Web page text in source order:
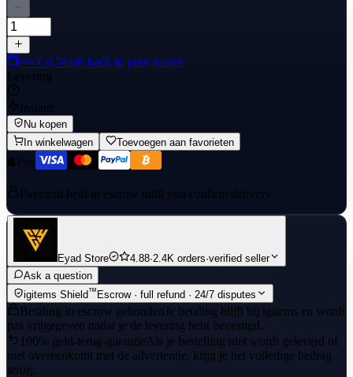
+≈ € 0,7cash back to your wallet
Levering
Instant
Nu kopen
In winkelwagen
Toevoegen aan favorieten
Payment held in escrow until you confirm delivery
Eyad Store 4.88·2.4K orders·verified seller
Ask a question
igitems Shield™ Escrow · full refund · 24/7 disputes
Betaling in escrow gehouden Je betaling blijft bij igitems en wordt
pas vrijgegeven nadat je de levering hebt bevestigd.
100% geld-terug-garantieAls je bestelling niet wordt geleverd of
niet overeenkomt met de advertentie, krijg je het volledige bedrag
terug.